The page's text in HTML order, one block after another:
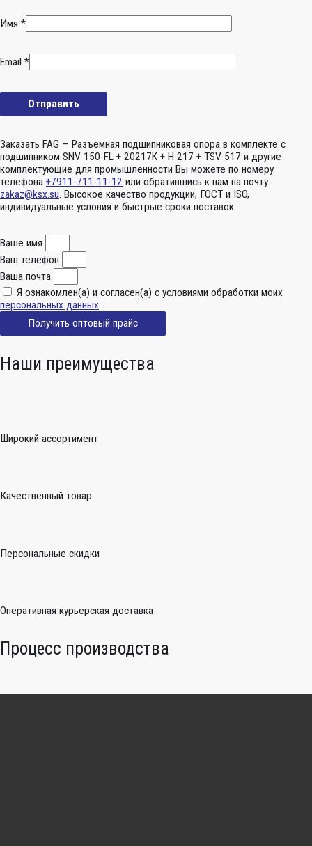
Имя *
Email *
Заказать FAG — Разъемная подшипниковая опора в комплекте с
подшипником SNV 150-FL + 20217K + H 217 + TSV 517 и другие
комплектующие для промышленности Вы можете по номеру
телефона +7911-711-11-12 или обратившись к нам на почту
zakaz@ksx.su. Высокое качество продукции, ГОСТ и ISO,
индивидуальные условия и быстрые сроки поставок.
Ваше имя
Ваш телефон
Ваша почта
Я ознакомлен(а) и согласен(а) с условиями обработки моих
персональных данных
Получить оптовый прайс
Наши преимущества
Широкий ассортимент
Качественный товар
Персональные скидки
Оперативная курьерская доставка
Процесс производства